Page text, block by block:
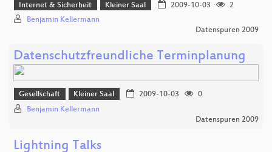
Internet & Sicherheit Kleiner Saal 2009-10-03
2
Benjamin Kellermann
Datenspuren 2009
Datenschutzfreundliche Terminplanung
Gesellschaft Kleiner Saal 2009-10-03
0
Benjamin Kellermann
Datenspuren 2009
Lightning Talks